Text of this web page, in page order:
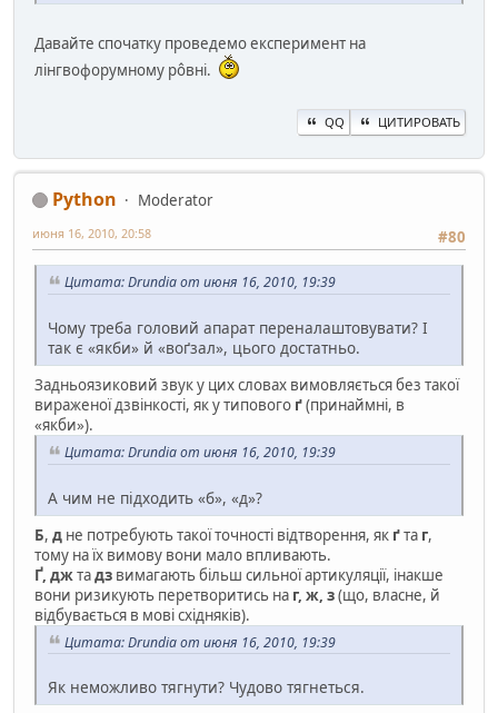
Давайте спочатку проведемо експеримент на
лінгвофорумному рôвні.
QQ ЦИТИРОВАТЬ
Python
Moderator
#80
июня 16, 2010, 20:58
Цитата: Drundia от июня 16, 2010, 19:39
Чому треба головий апарат переналаштовувати? І
так є «якби» й «воґзал», цього достатньо.
Задньоязиковий звук у цих словах вимовляється без такої
вираженої дзвінкості, як у типового ґ(принаймні, в
«якби»).
Цитата: Drundia от июня 16, 2010, 19:39
А чим не підходить «б», «д»?
Б, д не потребують такої точності відтворення, як ґта г,
тому на їх вимову вони мало впливають.
Ґ, джтадз вимагають більш сильної артикуляції, інакше
вони ризикують перетворитись на г, ж, з(що, власне, й
відбувається в мові східняків).
Цитата: Drundia от июня 16, 2010, 19:39
Як неможливо тягнути? Чудово тягнеться.